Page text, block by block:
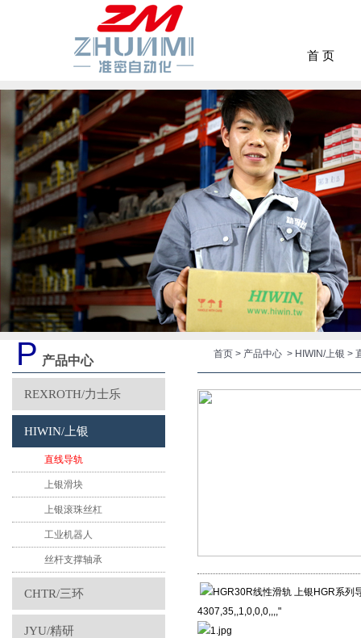
首 页
P 产品中心
REXROTH/力士乐
HIWIN/上银
直线导轨
上银滑块
上银滚珠丝杠
工业机器人
丝杆支撑轴承
CHTR/三环
JYU/精研
首页 > 产品中心 > HIWIN/上银 >
4307,35,,1,0,0,0,,,,"